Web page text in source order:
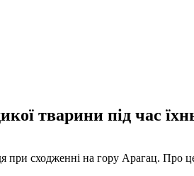
тварини під час
при сходженні на гору Арагац. Про